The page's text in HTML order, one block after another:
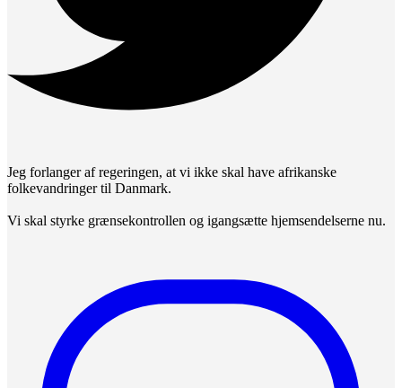
Jeg forlanger af regeringen, at vi ikke skal have afrikanske
folkevandringer til Danmark.
Vi skal styrke grænsekontrollen og igangsætte hjemsendelserne nu.